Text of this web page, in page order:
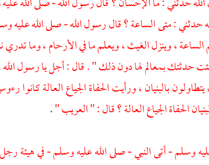
حدثني : متى الساعة ؟ قال رسول الله - صلى الله عليه
، وينزل الغيث ، ويعلم ما في الأرحام ، وما
بمعالم لها دون ذلك " . قال : أجل يا رسول الله
بالبنيان ، ورأيت الحفاة الجياع العالة
الحفاة الجياع العالة ؟ قال : " العريب ".
وسلم - أتى النبي - صلى الله عليه وسلم - في هيئة